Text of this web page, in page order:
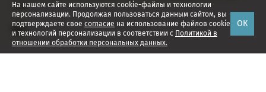
На нашем сайте используются cookie-файлы и технологии
персонализации. Продолжая пользоваться данным сайтом, вы
подтверждаете свое согласие на использование файлов cookie
и технологий персонализации в соответствии с Политикой в
отношении обработки персональных данных.
ОК
2026